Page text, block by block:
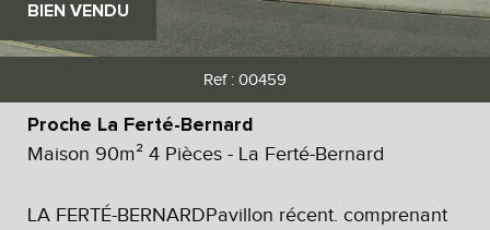
BIEN VENDU
Ref : 00459
Proche La Ferté-Bernard
Maison 90m² 4 Pièces - La Ferté-Bernard
LA FERTÉ-BERNARDPavillon récent. comprenant